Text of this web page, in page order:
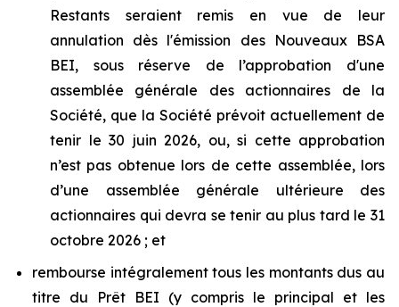
Restants seraient remis en vue de leur
annulation dès l'émission des Nouveaux BSA
BEI, sous réserve de l’approbation d'une
assemblée générale des actionnaires de la
Société, que la Société prévoit actuellement de
tenir le 30 juin 2026, ou, si cette approbation
n’est pas obtenue lors de cette assemblée, lors
d’une assemblée générale ultérieure des
actionnaires qui devra se tenir au plus tard le 31
octobre 2026 ; et
rembourse intégralement tous les montants dus au
titre du Prêt BEI (y compris le principal et les